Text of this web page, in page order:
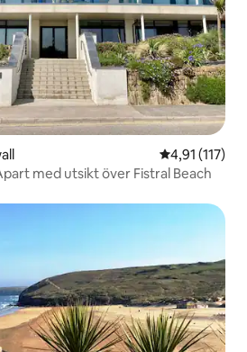
4,91 av 5 i
4,91 (117)
med utsikt över Fistral Beach